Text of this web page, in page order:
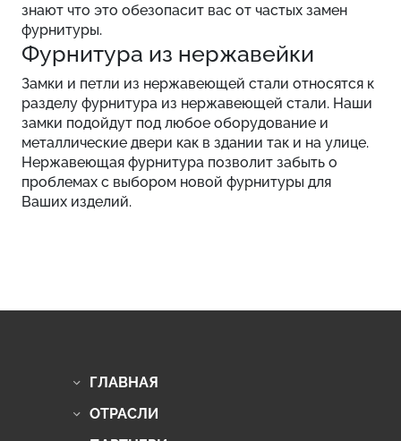
знают что это обезопасит вас от частых замен
фурнитуры.
Фурнитура из нержавейки
Замки и петли из нержавеющей стали относятся к
разделу фурнитура из нержавеющей стали. Наши
замки подойдут под любое оборудование и
металлические двери как в здании так и на улице.
Нержавеющая фурнитура позволит забыть о
проблемах с выбором новой фурнитуры для
Ваших изделий.
ГЛАВНАЯ
ОТРАСЛИ